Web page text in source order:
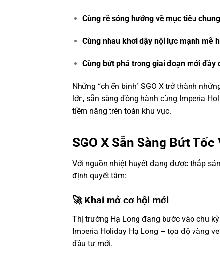
Cùng rẽ sóng hướng về mục tiêu chung
Cùng nhau khơi dậy nội lực mạnh mẽ
Cùng bứt phá trong giai đoạn mới đầy
Những “chiến binh” SGO X trở thành
lớn, sẵn sàng đồng hành cùng Imperia
tiềm năng trên toàn khu vực.
SGO X Sẵn Sàng Bứt
Với nguồn nhiệt huyết đang được thắp
định quyết tâm:
🚀 Khai mở cơ hội mới
Thị trường Hạ Long đang bước vào chu
Imperia Holiday Hạ Long – tọa độ vàng
đầu tư mới.